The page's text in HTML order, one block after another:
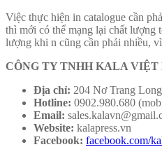
Việc thực hiện in catalogue cần
thì mới có thể mạng lại chất lượng
lượng khi n cũng cần phải nhiều,
CÔNG TY TNHH KALA VIỆT
Địa chỉ: 204 Nơ Trang
Hotline: 0902.980.680
Email:
Website: kalapress.vn
Facebook: facebook.com/